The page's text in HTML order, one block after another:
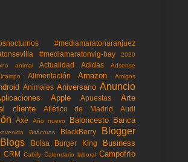
#mediamaratonaranjuez
#mediamaratonvig-bay
2020
animal Actualidad Adidas Adsense
Alimentación Amazon Amigos
Animales Aniversario Anuncio
Apple Apuestas
Arte
cliente
Atlético de Madrid Audi
Axe Año nuevo Baloncesto Banca
Bitácoras BlackBerry
Blogger
Blogs Bolsa Burger King
Business
CRM Cabify Calendario laboral Campofrío